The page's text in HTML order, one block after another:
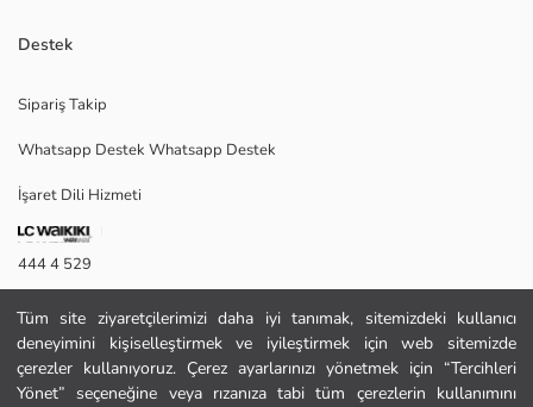
Tüm site ziyaretçilerimizi daha iyi tanımak, sitemizdeki kullanıcı
deneyimini kişiselleştirmek ve iyileştirmek için web sitemizde
çerezler kullanıyoruz. Çerez ayarlarınızı yönetmek için “Tercihleri
Yönet” seçeneğine veya rızanıza tabi tüm çerezlerin kullanımını
şeklinde sunulmuştur.
Ana Kumaş Gri Melanj:
Menşei:
Satıcı:
Marka:
Cinsiyet:
Paket İçeriği:
Kalınlık:
Destek
Sipariş Takip
Whatsapp Destek Whatsapp Destek
İşaret Dili Hizmeti
444 4 529
İletişim Formu
444 4 529